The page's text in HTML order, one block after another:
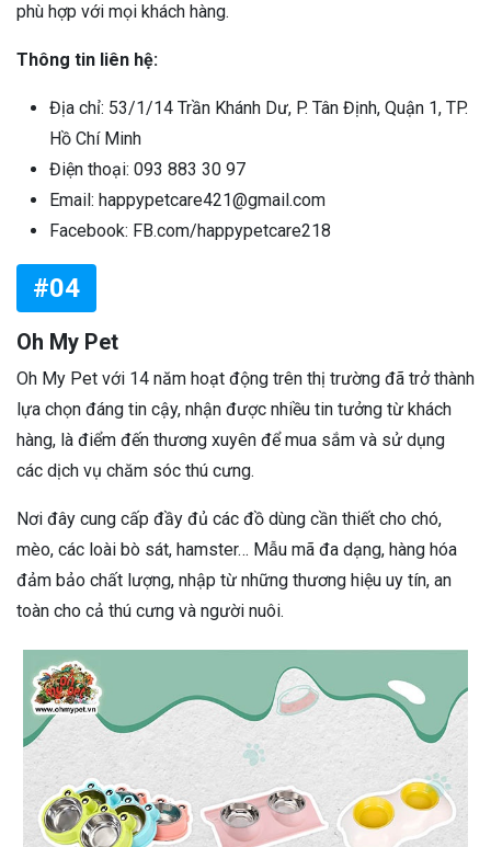
phù hợp với mọi khách hàng.
Thông tin liên hệ:
Địa chỉ: 53/1/14 Trần Khánh Dư, P. Tân Định, Quận 1, TP.
Hồ Chí Minh
Điện thoại: 093 883 30 97
Email: happypetcare421@gmail.com
Facebook: FB.com/happypetcare218
#04
Oh My Pet
Oh My Pet với 14 năm hoạt động trên thị trường đã trở thành
lựa chọn đáng tin cậy, nhận được nhiều tin tưởng từ khách
hàng, là điểm đến thương xuyên để mua sắm và sử dụng
các dịch vụ chăm sóc thú cưng.
Nơi đây cung cấp đầy đủ các đồ dùng cần thiết cho chó,
mèo, các loài bò sát, hamster… Mẫu mã đa dạng, hàng hóa
đảm bảo chất lượng, nhập từ những thương hiệu uy tín, an
toàn cho cả thú cưng và người nuôi.